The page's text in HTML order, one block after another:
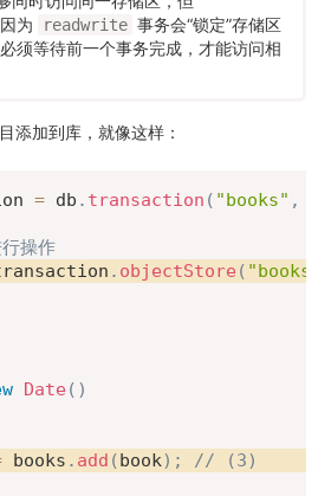
为 readwrite 事务会“锁定”存储区
须等待前一个事务完成，才能访问相
添加到库，就像这样：
= db . transaction ( "books" ,
操作
. objectStore (
Date ( )
books . add (book) ; // (3)